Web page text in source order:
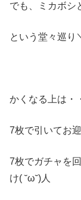
でも、ミカボシ
という堂々巡り
かくなる上は・
7枚で引いてお
7枚でガチャを
け( ˘ω˘)人